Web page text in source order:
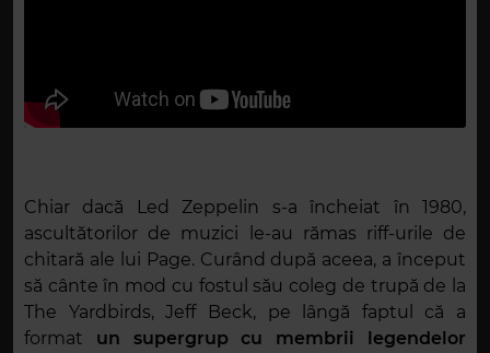
Chiar dacă Led Zeppelin s-a încheiat în 1980,
ascultătorilor de muzici le-au rămas riff-urile de
chitară ale lui Page. Curând după aceea, a început
să cânte în mod cu fostul său coleg de trupă de la
The Yardbirds, Jeff Beck, pe lângă faptul că a
format un supergrup cu membrii legendelor